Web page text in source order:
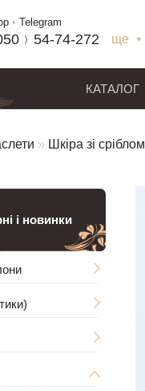
• Telegram
﹚54-74-272 ще
КАТАЛОГ
» Шкіра зі сріблом
і новинки